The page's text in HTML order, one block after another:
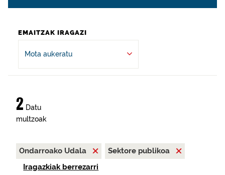
EMAITZAK IRAGAZI
Mota aukeratu
2 Datu
multzoak
Ondarroako Udala
Sektore publikoa
Iragazkiak berrezarri